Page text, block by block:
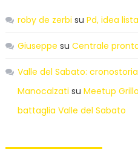
roby de zerbi su Pd, idea
Giuseppe su Centrale
Valle del Sabato:
Manocalzati su Meetup
battaglia Valle del Sabato